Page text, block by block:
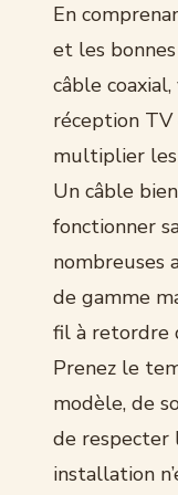
En
et les
câble
réception
multiplier les
Un câble
fonctionner
nombreuses
de gamme
fil à retordre
Prenez le
modèle, de
de respecter
installation